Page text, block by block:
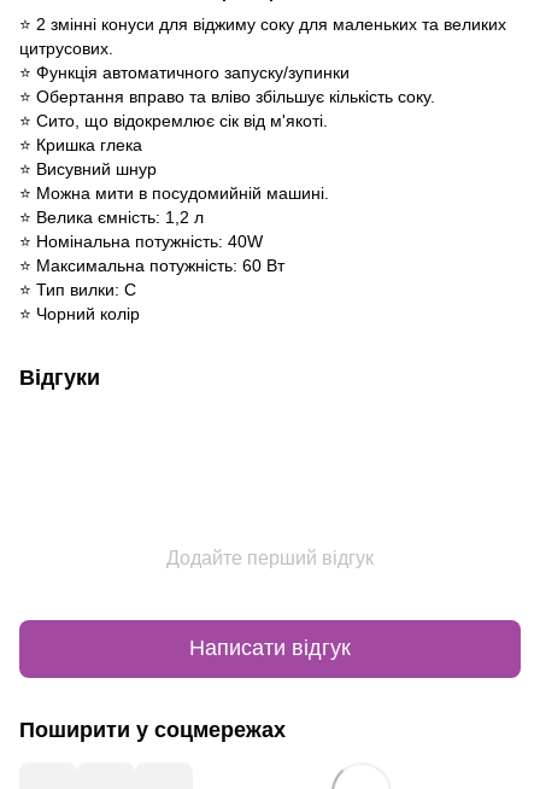
⭐ 2 змінні конуси для віджиму соку для маленьких та великих
цитрусових.
⭐ Функція автоматичного запуску/зупинки
⭐ Обертання вправо та вліво збільшує кількість соку.
⭐ Сито, що відокремлює сік від м'якоті.
⭐ Кришка глека
⭐ Висувний шнур
⭐ Можна мити в посудомийній машині.
⭐ Велика ємність: 1,2 л
⭐ Номінальна потужність: 40W
⭐ Максимальна потужність: 60 Вт
⭐ Тип вилки: C
⭐ Чорний колір
Відгуки
Додайте перший відгук
Написати відгук
Поширити у соцмережах